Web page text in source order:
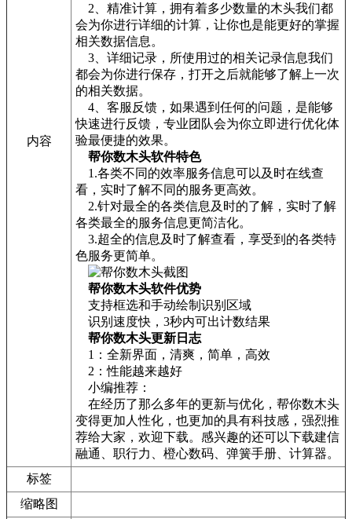
内容
2、精准计算，拥有着多少数量的木头我们都
会为你进行详细的计算，让你也是能更好的掌握
相关数据信息。
3、详细记录，所使用过的相关记录信息我们
都会为你进行保存，打开之后就能够了解上一次
的相关数据。
4、客服反馈，如果遇到任何的问题，是能够
快速进行反馈，专业团队会为你立即进行优化体
验最便捷的效果。
帮你数木头软件特色
1.各类不同的效率服务信息可以及时在线查
看，实时了解不同的服务更高效。
2.针对最全的各类信息及时的了解，实时了解
各类最全的服务信息更简洁化。
3.超全的信息及时了解查看，享受到的各类特
色服务更简单。
帮你数木头软件优势
支持框选和手动绘制识别区域
识别速度快，3秒内可出计数结果
帮你数木头更新日志
1：全新界面，清爽，简单，高效
2：性能越来越好
小编推荐：
在经历了那么多年的更新与优化，帮你数木头
变得更加人性化，也更加的具有科技感，强烈推
荐给大家，欢迎下载。感兴趣的还可以下载建信
融通、职行力、橙心数码、弹簧手册、计算器。
标签
缩略图